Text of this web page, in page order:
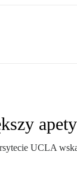
UCLA